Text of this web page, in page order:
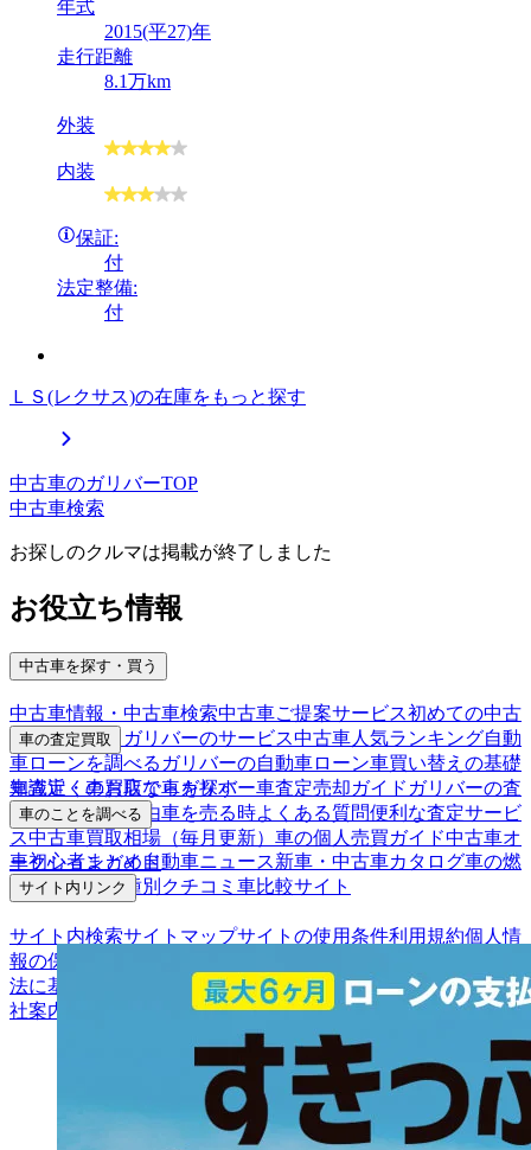
年式
2015(平27)年
走行距離
8.1万km
外装
内装
保証:
付
法定整備:
付
ＬＳ(レクサス)の在庫をもっと探す
中古車のガリバーTOP
中古車検索
お探しのクルマは掲載が終了しました
お役立ち情報
中古車を探す・買う
中古車情報・中古車検索中古車ご提案サービス初めての中古
車購入ガイド
ガリバーのサービス中古車人気ランキング自動
車ローンを調べる ガリバーの自動車ローン車買い替えの基礎
知識近くのお店で車を探す
車の査定買取
車査定・車買取ならガリバー車査定売却ガイド ガリバーの査
定が選ばれる理由車を売る時よくある質問便利な査定サービ
ス中古車買取相場（毎月更新） 車の個人売買ガイド中古車オ
ークションガイド
車のことを調べる
車初心者まとめ自動車ニュース新車・中古車カタログ車の燃
費を調べる車種別クチコミ 車比較サイト
サイト内リンク
サイト内検索サイトマップサイトの使用条件利用規約個人情
報の保護について
法に基づく表示
アフィリエイトパートナー募集お客様の声会
社案内